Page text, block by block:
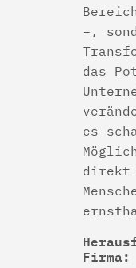
–,
das
es
direkt
Firma: